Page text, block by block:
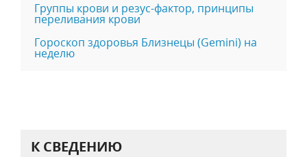
Группы крови и резус-фактор, принципы
переливания крови
Гороскоп здоровья Близнецы (Gemini) на
неделю
К СВЕДЕНИЮ